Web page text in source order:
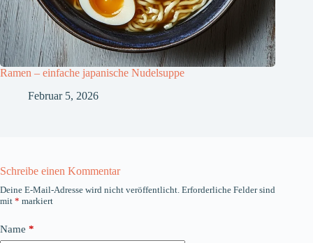
Ramen – einfache japanische Nudelsuppe
Februar 5, 2026
Schreibe einen Kommentar
Deine E-Mail-Adresse wird nicht veröffentlicht. Erforderliche Felder sind
mit * markiert
Name *